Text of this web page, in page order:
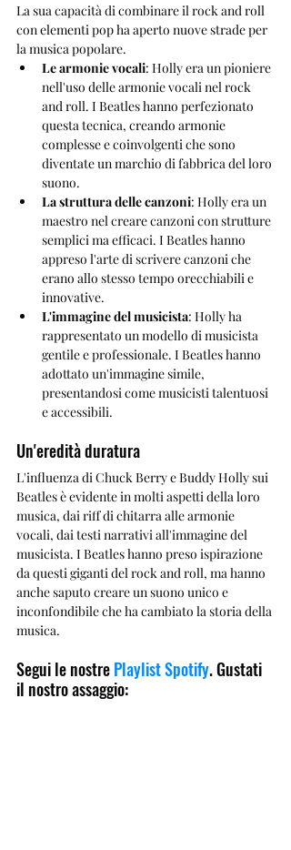
La sua capacità di combinare il rock and roll
con elementi pop ha aperto nuove strade per
la musica popolare.
Le armonie vocali: Holly era un pioniere
nell'uso delle armonie vocali nel rock
and roll. I Beatles hanno perfezionato
questa tecnica, creando armonie
complesse e coinvolgenti che sono
diventate un marchio di fabbrica del loro
suono.
La struttura delle canzoni: Holly era un
maestro nel creare canzoni con strutture
semplici ma efficaci. I Beatles hanno
appreso l'arte di scrivere canzoni che
erano allo stesso tempo orecchiabili e
innovative.
L'immagine del musicista: Holly ha
rappresentato un modello di musicista
gentile e professionale. I Beatles hanno
adottato un'immagine simile,
presentandosi come musicisti talentuosi
e accessibili.
Un'eredità duratura
L'influenza di Chuck Berry e Buddy Holly sui
Beatles è evidente in molti aspetti della loro
musica, dai riff di chitarra alle armonie
vocali, dai testi narrativi all'immagine del
musicista. I Beatles hanno preso ispirazione
da questi giganti del rock and roll, ma hanno
anche saputo creare un suono unico e
inconfondibile che ha cambiato la storia della
musica.
Segui le nostre Playlist Spotify. Gustati
il nostro assaggio: